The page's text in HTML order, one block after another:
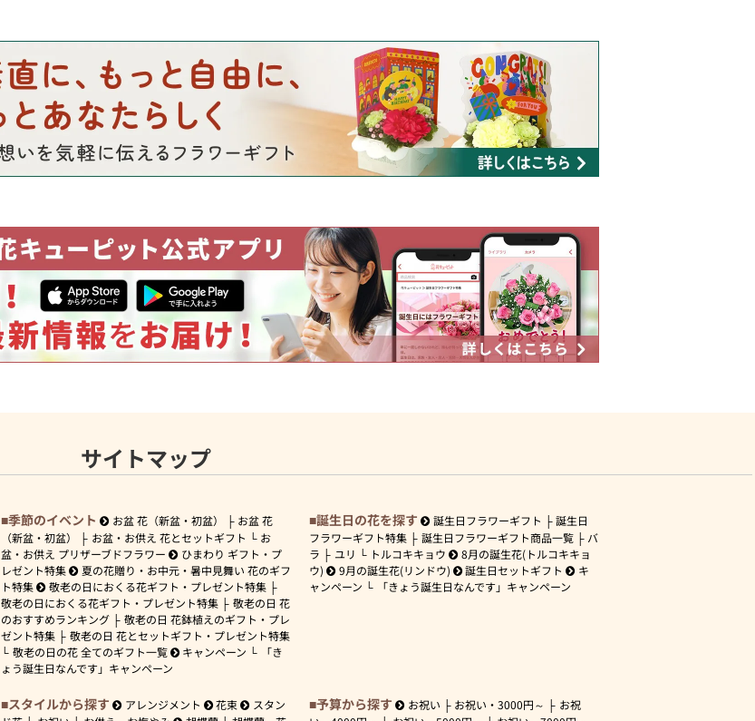
サイトマップ
季節のイベント お盆 花（新盆・初盆）
お盆 花
（新盆・初盆）
お盆・お供え 花とセットギフト
お
盆・お供え プリザーブドフラワー
ひまわり ギフト・プ
レゼント特集
夏の花贈り・お中元・暑中見舞い 花のギフ
ト特集
敬老の日におくる花ギフト・プレゼント特集
敬老の日におくる花ギフト・プレゼント特集
敬老の日 花
のおすすめランキング
敬老の日 花鉢植えのギフト・プレ
ゼント特集
敬老の日 花とセットギフト・プレゼント特集
敬老の日の花 全てのギフト一覧
キャンペーン
「き
ょう誕生日なんです」キャンペーン
誕生日の花を探す 誕生日フラワーギフト
誕生日
フラワーギフト特集
誕生日フラワーギフト商品一覧
バ
ラ
ユリ トルコキキョウ
8月の誕生花(トルコキキョ
ウ)
9月の誕生花(リンドウ) 誕生日セットギフト
キ
ャンペーン
「きょう誕生日なんです」キャンペーン
スタイルから探す アレンジメント 花束
スタン
予算から探す お祝い お祝い・3000円～
お祝